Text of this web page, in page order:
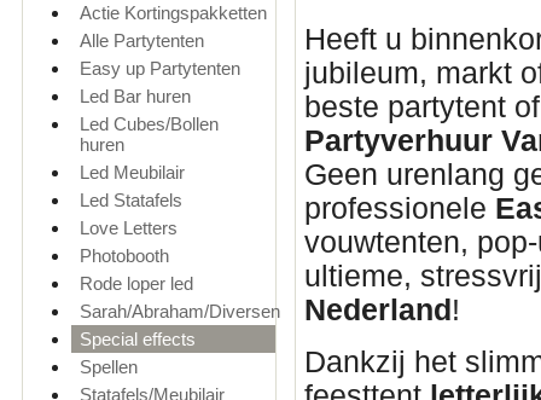
Actie Kortingspakketten
Alle Partytenten
Easy up Partytenten
Led Bar huren
Led Cubes/Bollen
huren
Led Meubilair
Led Statafels
Love Letters
Photobooth
Rode loper led
Sarah/Abraham/Diversen
Special effects
Spellen
Statafels/Meubilair
Heeft u
jubileum, markt
beste partytent
Partyverhuur
Geen urenlang
professionele
vouwtenten,
ultieme,
Nederland !
Dankzij het